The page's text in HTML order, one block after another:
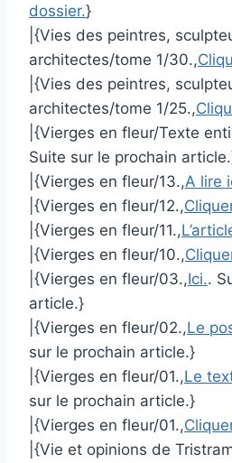
dossier.}
|{Vies des peintres,
architectes/tome 1/30.,
|{Vies des peintres,
architectes/tome 1/25.,
|{Vierges en fleur/Texte
Suite sur le prochain
|{Vierges en fleur/13.,A lire
|{Vierges en fleur/12.,
|{Vierges en fleur/11.,
|{Vierges en fleur/10.,
|{Vierges en fleur/03.,Ici..
article.}
|{Vierges en fleur/02.,Le
sur le prochain article.}
|{Vierges en fleur/01.,Le
sur le prochain article.}
|{Vierges en fleur/01.,
|{Vie et opinions de